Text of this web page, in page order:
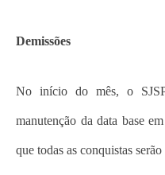
Demissões
No início do mês, o
manutenção da data base
que todas as conquistas